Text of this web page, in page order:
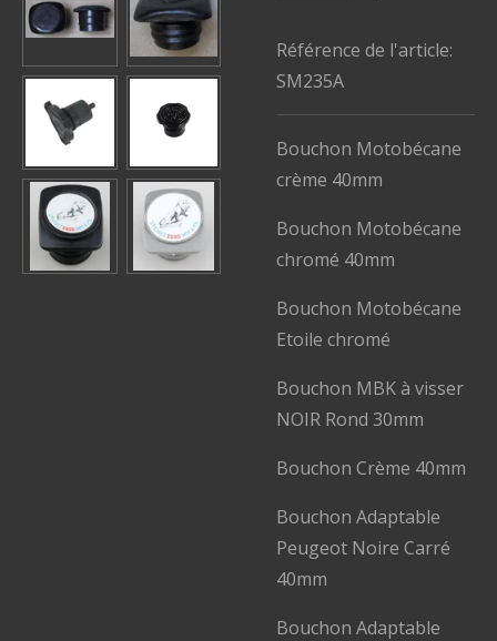
Référence de l'article:
SM235A
Bouchon Motobécane
crème 40mm
Bouchon Motobécane
chromé 40mm
Bouchon Motobécane
Etoile chromé
Bouchon MBK à visser
NOIR Rond 30mm
Bouchon Crème 40mm
Bouchon Adaptable
Peugeot Noire Carré
40mm
Bouchon Adaptable